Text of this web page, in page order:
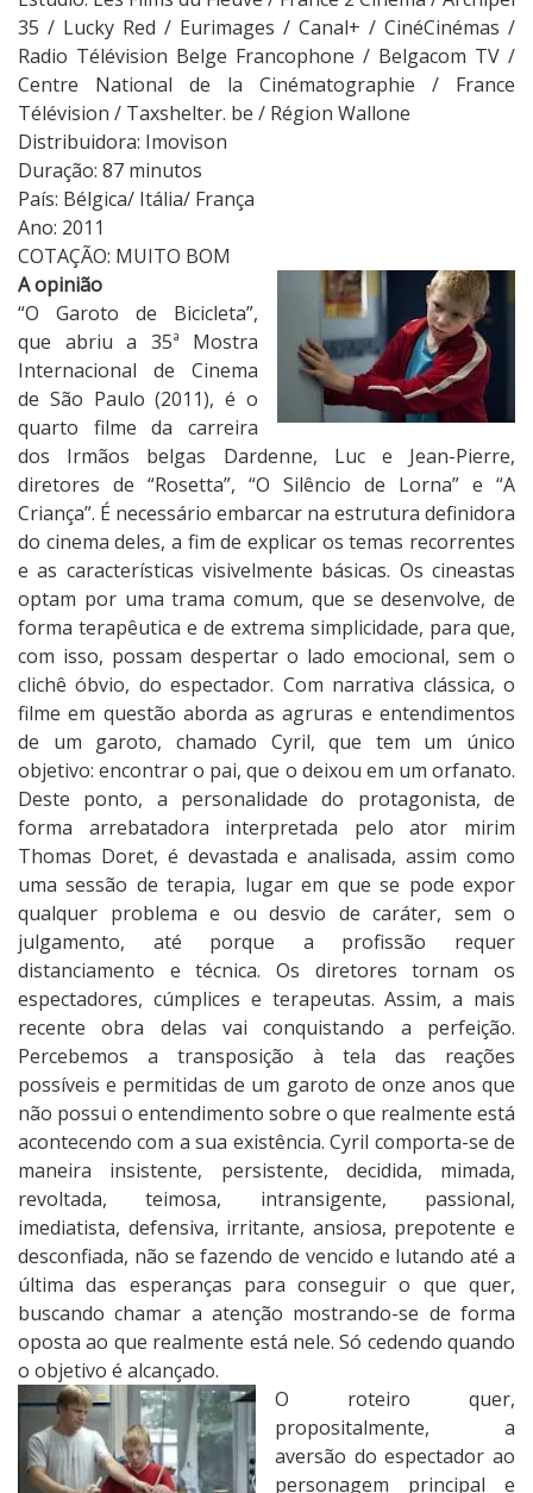
c
l
e
t
a
35 / Lucky Red / Eurimages / Canal+ / CinéCinémas /
Radio Télévision Belge Francophone / Belgacom TV /
Centre National de la Cinématographie / France
Télévision / Taxshelter. be / Région Wallone
Distribuidora: Imovison
Duração: 87 minutos
País: Bélgica/ Itália/ França
Ano: 2011
COTAÇÃO: MUITO BOM
A opinião
“O Garoto de Bicicleta”,
que abriu a 35ª Mostra
Internacional de Cinema
de São Paulo (2011), é o
quarto filme da carreira
dos Irmãos belgas Dardenne, Luc e Jean-Pierre,
diretores de “Rosetta”, “O Silêncio de Lorna” e “A
Criança”. É necessário embarcar na estrutura definidora
do cinema deles, a fim de explicar os temas recorrentes
e as características visivelmente básicas. Os cineastas
optam por uma trama comum, que se desenvolve, de
forma terapêutica e de extrema simplicidade, para que,
com isso, possam despertar o lado emocional, sem o
clichê óbvio, do espectador. Com narrativa clássica, o
filme em questão aborda as agruras e entendimentos
de um garoto, chamado Cyril, que tem um único
objetivo: encontrar o pai, que o deixou em um orfanato.
Deste ponto, a personalidade do protagonista, de
forma arrebatadora interpretada pelo ator mirim
Thomas Doret, é devastada e analisada, assim como
uma sessão de terapia, lugar em que se pode expor
qualquer problema e ou desvio de caráter, sem o
julgamento, até porque a profissão requer
distanciamento e técnica. Os diretores tornam os
espectadores, cúmplices e terapeutas. Assim, a mais
recente obra delas vai conquistando a perfeição.
Percebemos a transposição à tela das reações
possíveis e permitidas de um garoto de onze anos que
não possui o entendimento sobre o que realmente está
acontecendo com a sua existência. Cyril comporta-se de
maneira insistente, persistente, decidida, mimada,
revoltada, teimosa, intransigente, passional,
imediatista, defensiva, irritante, ansiosa, prepotente e
desconfiada, não se fazendo de vencido e lutando até a
última das esperanças para conseguir o que quer,
buscando chamar a atenção mostrando-se de forma
oposta ao que realmente está nele. Só cedendo quando
o objetivo é alcançado.
O roteiro quer,
propositalmente, a
aversão do espectador ao
personagem principal e